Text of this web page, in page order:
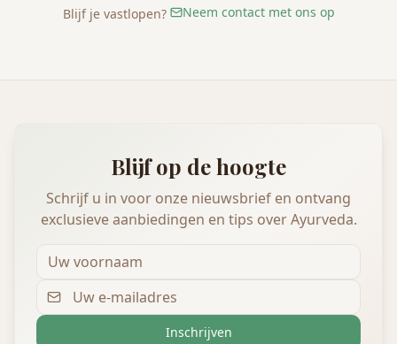
Blijf je vastlopen? Neem contact met ons op
Blijf op de hoogte
Schrijf u in voor onze nieuwsbrief en ontvang
exclusieve aanbiedingen en tips over Ayurveda.
Inschrijven